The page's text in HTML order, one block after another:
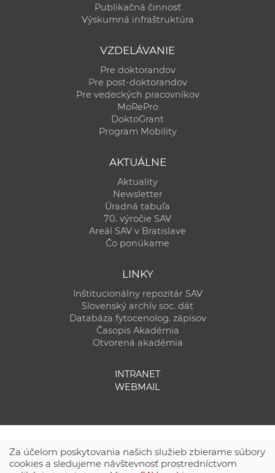
Publikačná činnosť
Výskumná infraštruktúra
VZDELÁVANIE
Pre doktorandov
Pre post-doktorandov
Pre vedeckých pracovníkov
MoRePro
DoktoGrant
Program Mobility
AKTUÁLNE
Aktuality
Newsletter
Úradná tabuľa
70. výročie SAV
Areál SAV v Bratislave
Čo ponúkame
LINKY
Inštitucionálny repozitár SAV
Slovenský archív soc. dát
Databáza fytocenolog. zápisov
Časopis Akadémia
Otvorená akadémia
INTRANET
WEBMAIL
Za účelom poskytovania našich služieb zbierame súbory
cookies a sledujeme návštevnosť prostredníctvom